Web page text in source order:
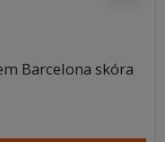
czarne
Barcelona skóra